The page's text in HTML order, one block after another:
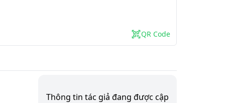
QR Code
Thông tin tác giả đang được cập